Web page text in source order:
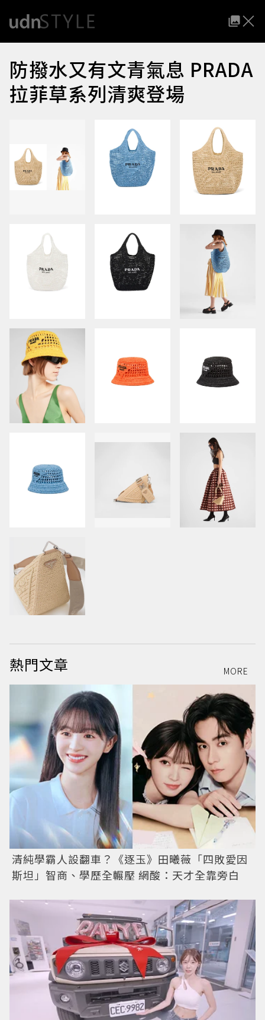
防撥水又有文青氣息 PRADA
拉菲草系列清爽登場
熱門文章 MORE
清純學霸人設翻車？《逐玉》田曦薇「四敗愛因
斯坦」智商、學歷全輾壓 網酸：天才全靠旁白